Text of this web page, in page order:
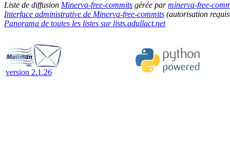
Liste de diffusion Minerva-free-commits gérée parminerva-free-
Interface administrative de Minerva-free-commits (autorisation
Panorama de toutes les listes sur lists.adullact.net
version 2.1.26